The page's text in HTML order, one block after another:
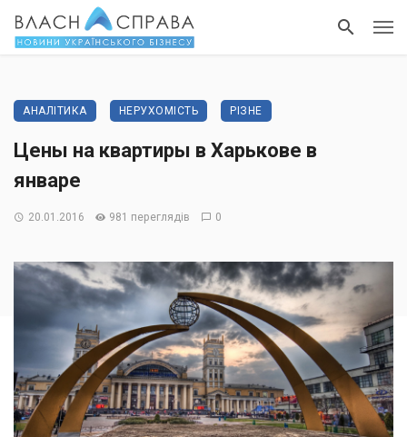
АНАЛІТИКА НЕРУХОМІСТЬ РІЗНЕ
Цены на квартиры в Харькове в
январе
20.01.2016 981 переглядів 0